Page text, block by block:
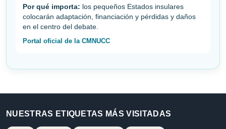
Por qué importa: los pequeños Estados insulares
colocarán adaptación, financiación y pérdidas y daños
en el centro del debate.
Portal oficial de la CMNUCC
NUESTRAS ETIQUETAS MÁS VISITADAS